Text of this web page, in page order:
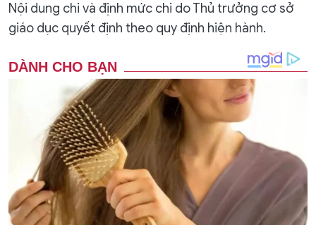
Nội dung chi và định mức chi do Thủ trưởng cơ sở
giáo dục quyết định theo quy định hiện hành.